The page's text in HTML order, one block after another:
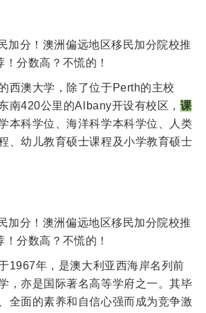
西澳大学，除了位于Perth的主校
南420公里的Albany开设有校区， 课
本科学位、海洋科学本科学位、人类
、幼儿教育硕士课程及小学教育硕士
1967年，是澳大利亚西海岸名列前
，亦是国际著名高等学府之一。其毕
全面的素养和自信心强而成为竞争激